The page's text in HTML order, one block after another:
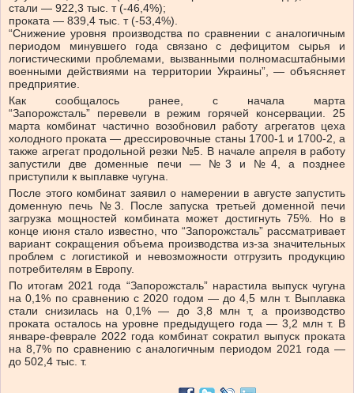
стали — 922,3 тыс. т (-46,4%);
проката — 839,4 тыс. т (-53,4%).
“Снижение уровня производства по сравнении с аналогичным
периодом минувшего года связано с дефицитом сырья и
логистическими проблемами, вызванными полномасштабными
военными действиями на территории Украины”, — объясняет
предприятие.
Как сообщалось ранее, с начала марта
“Запорожсталь” перевели в режим горячей консервации. 25
марта комбинат частично возобновил работу агрегатов цеха
холодного проката — дрессировочные станы 1700-1 и 1700-2, а
также агрегат продольной резки №5. В начале апреля в работу
запустили две доменные печи — №3 и №4, а позднее
приступили к выплавке чугуна.
После этого комбинат заявил о намерении в августе запустить
доменную печь №3. После запуска третьей доменной печи
загрузка мощностей комбината может достигнуть 75%. Но в
конце июня стало известно, что “Запорожсталь” рассматривает
вариант сокращения объема производства из-за значительных
проблем с логистикой и невозможности отгрузить продукцию
потребителям в Европу.
По итогам 2021 года “Запорожсталь” нарастила выпуск чугуна
на 0,1% по сравнению с 2020 годом — до 4,5 млн т. Выплавка
стали снизилась на 0,1% — до 3,8 млн т, а производство
проката осталось на уровне предыдущего года — 3,2 млн т. В
январе-феврале 2022 года комбинат сократил выпуск проката
на 8,7% по сравнению с аналогичным периодом 2021 года —
до 502,4 тыс. т.